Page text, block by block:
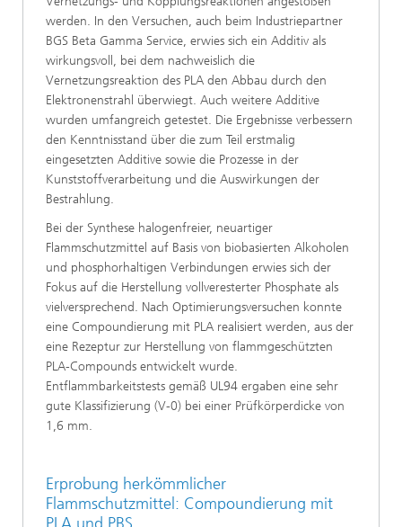
werden. In den Versuchen, auch beim Industriepartner
BGS Beta Gamma Service, erwies sich ein Additiv als
wirkungsvoll, bei dem nachweislich die
Vernetzungsreaktion des PLA den Abbau durch den
Elektronenstrahl überwiegt. Auch weitere Additive
wurden umfangreich getestet. Die Ergebnisse verbessern
den Kenntnisstand über die zum Teil erstmalig
eingesetzten Additive sowie die Prozesse in der
Kunststoffverarbeitung und die Auswirkungen der
Bestrahlung.
Bei der Synthese halogenfreier, neuartiger
Flammschutzmittel auf Basis von biobasierten Alkoholen
und phosphorhaltigen Verbindungen erwies sich der
Fokus auf die Herstellung vollveresterter Phosphate als
vielversprechend. Nach Optimierungsversuchen konnte
eine Compoundierung mit PLA realisiert werden, aus der
eine Rezeptur zur Herstellung von flammgeschützten
PLA-Compounds entwickelt wurde.
Entflammbarkeitstests gemäß UL94 ergaben eine sehr
gute Klassifizierung (V-0) bei einer Prüfkörperdicke von
1,6 mm.
Erprobung herkömmlicher
Flammschutzmittel: Compoundierung mit
PLA und PBS